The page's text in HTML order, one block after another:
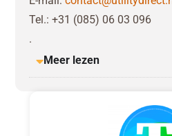
Tel.: +31 (085) 06 03 096
.
Meer lezen